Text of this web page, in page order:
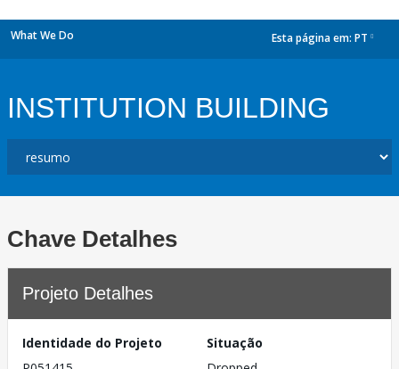
What We Do Esta página em: PT
INSTITUTION BUILDING
Chave Detalhes
Projeto Detalhes
Identidade do Projeto
Situação